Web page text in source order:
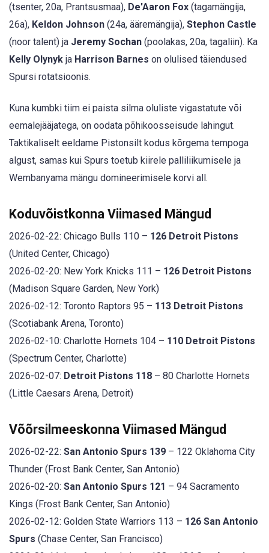
(tsenter, 20a, Prantsusmaa), De'Aaron Fox (tagamängija,
26a), Keldon Johnson (24a, ääremängija), Stephon Castle
(noor talent) ja Jeremy Sochan (poolakas, 20a, tagaliin). Ka
Kelly Olynyk ja Harrison Barnes on olulised täiendused
Spursi rotatsioonis.
Kuna kumbki tiim ei paista silma oluliste vigastatute või
eemalejääjatega, on oodata põhikoosseisude lahingut.
Taktikaliselt eeldame Pistonsilt kodus kõrgema tempoga
algust, samas kui Spurs toetub kiirele palliliikumisele ja
Wembanyama mängu domineerimisele korvi all.
Koduvõistkonna Viimased Mängud
2026-02-22: Chicago Bulls 110 – 126 Detroit Pistons
(United Center, Chicago)
2026-02-20: New York Knicks 111 – 126 Detroit Pistons
(Madison Square Garden, New York)
2026-02-12: Toronto Raptors 95 – 113 Detroit Pistons
(Scotiabank Arena, Toronto)
2026-02-10: Charlotte Hornets 104 – 110 Detroit Pistons
(Spectrum Center, Charlotte)
2026-02-07: Detroit Pistons 118 – 80 Charlotte Hornets
(Little Caesars Arena, Detroit)
Võõrsilmeeskonna Viimased Mängud
2026-02-22: San Antonio Spurs 139 – 122 Oklahoma City
Thunder (Frost Bank Center, San Antonio)
2026-02-20: San Antonio Spurs 121 – 94 Sacramento
Kings (Frost Bank Center, San Antonio)
2026-02-12: Golden State Warriors 113 – 126 San Antonio
Spurs (Chase Center, San Francisco)